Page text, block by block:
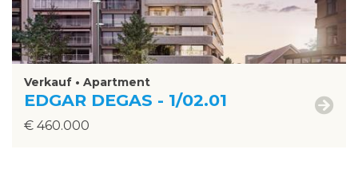
Verkauf • Apartment
EDGAR DEGAS - 1/02.01
€ 460.000